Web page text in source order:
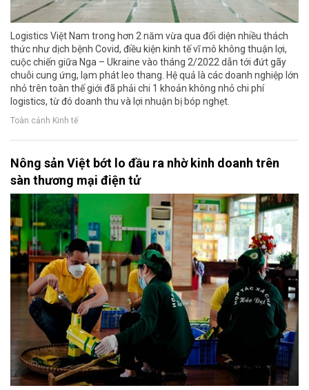
Logistics Việt Nam trong hơn 2 năm vừa qua đối diện nhiều thách
thức như dịch bệnh Covid, điều kiện kinh tế vĩ mô không thuận lợi,
cuộc chiến giữa Nga – Ukraine vào tháng 2/2022 dẫn tới đứt gãy
chuỗi cung ứng, lạm phát leo thang. Hệ quả là các doanh nghiệp lớn
nhỏ trên toàn thế giới đã phải chi 1 khoản không nhỏ chi phí
logistics, từ đó doanh thu và lợi nhuận bị bóp nghẹt.
Toàn cảnh Kinh tế
Nông sản Việt bớt lo đầu ra nhờ kinh doanh trên
sàn thương mại điện tử